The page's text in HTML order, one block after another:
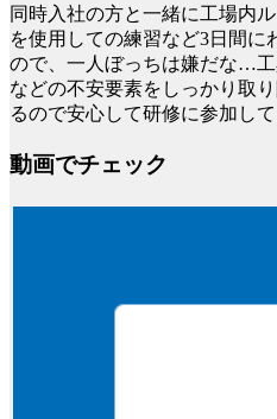
同時入社の方と一緒に工場内
を使用しての練習など3日間に
ので、一人ぼっちは嫌だな…
などの不安要素をしっかり取
るので安心して研修に参加して
動画でチェック